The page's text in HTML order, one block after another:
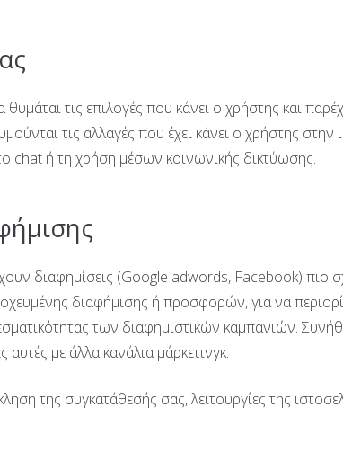
τις επιλογές που κάνει ο χρήστης και
τις αλλαγές που έχει κάνει ο χρήστης
chat ή τη χρήση μέσων κοινωνικής δικτύωσης.
διαφημίσεις (Google adwords, Facebook) πιο
διαφήμισης ή προσφορών, για να
των διαφημιστικών καμπανιών.
αυτές με άλλα κανάλια μάρκετινγκ.
της συγκατάθεσής σας, λειτουργίες της